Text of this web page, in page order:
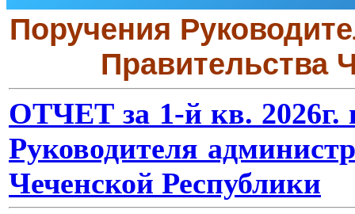
Поручения
Правительства
ОТЧЕТ за 1-й кв. 2026г.
Руководителя
Чеченской Республики